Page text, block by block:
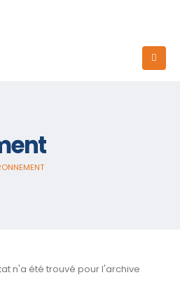
n'a été trouvé pour l'archive